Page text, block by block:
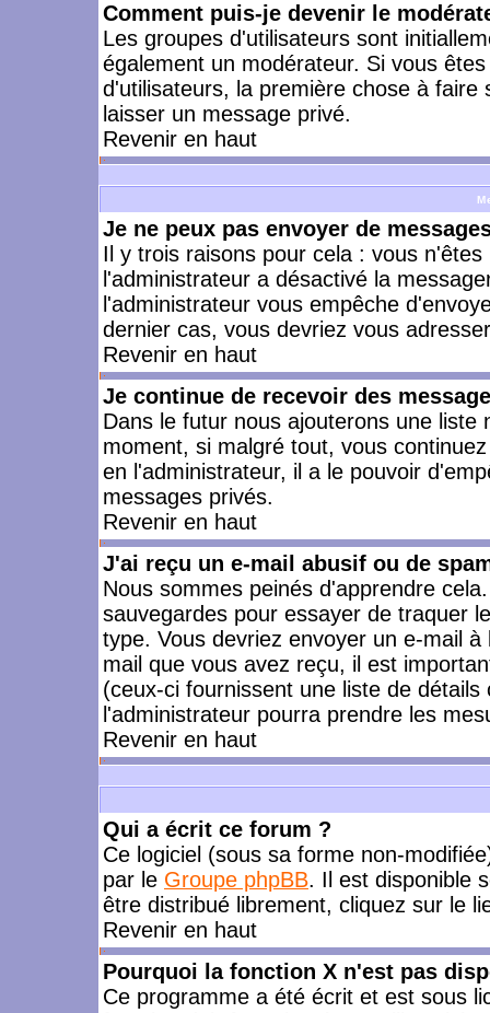
Comment puis-je devenir le
Les groupes d'utilisateurs sont
également un modérateur. Si vous
d'utilisateurs, la première chose à
laisser un message privé.
Revenir en haut
Je ne peux pas envoyer de
Il y trois raisons pour cela : vous
l'administrateur a désactivé la
l'administrateur vous empêche
dernier cas, vous devriez vous
Revenir en haut
Je continue de recevoir des
Dans le futur nous ajouterons une
moment, si malgré tout, vous
en l'administrateur, il a le pouvoir
messages privés.
Revenir en haut
J'ai reçu un e-mail abusif ou de
Nous sommes peinés d'apprendre
sauvegardes pour essayer de traquer
type. Vous devriez envoyer un e-mail
mail que vous avez reçu, il est
(ceux-ci fournissent une liste de
l'administrateur pourra prendre les
Revenir en haut
Qui a écrit ce forum ?
Ce logiciel (sous sa forme non-
par le Groupe phpBB. Il est disponible
être distribué librement, cliquez sur le
Revenir en haut
Pourquoi la fonction X n'est pas
Ce programme a été écrit et est sous